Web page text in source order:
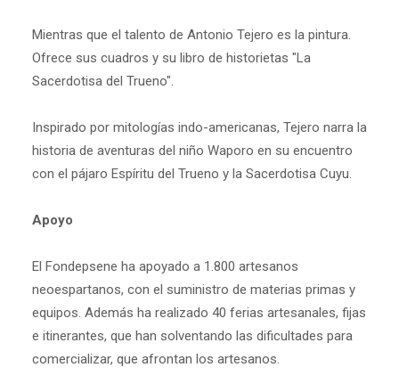
Mientras que el talento de Antonio Tejero es la pintura.
Ofrece sus cuadros y su libro de historietas "La
Sacerdotisa del Trueno".
Inspirado por mitologías indo-americanas, Tejero narra la
historia de aventuras del niño Waporo en su encuentro
con el pájaro Espíritu del Trueno y la Sacerdotisa Cuyu.
Apoyo
El Fondepsene ha apoyado a 1.800 artesanos
neoespartanos, con el suministro de materias primas y
equipos. Además ha realizado 40 ferias artesanales, fijas
e itinerantes, que han solventando las dificultades para
comercializar, que afrontan los artesanos.